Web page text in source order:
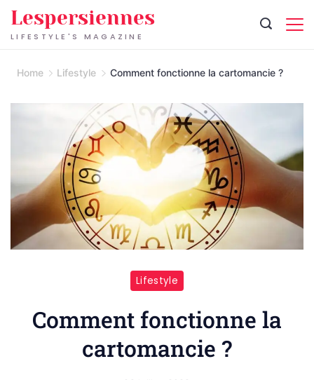
Skip
toLIFESTYLE'S MAGAZINE
Lespersiennes
Home Lifestyle Comment fonctionne la cartomancie ?
Lifestyle
Comment fonctionne la
cartomancie ?